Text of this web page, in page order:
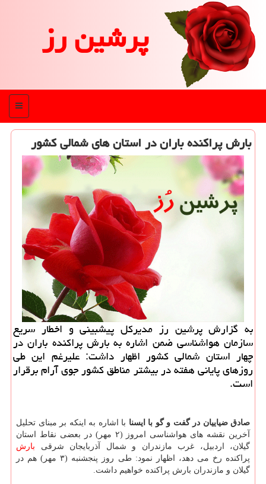
پرشین رز
منو
بارش پراكنده باران در استان های شمالی كشور
به گزارش پرشین رز مدیركل پیشبینی و اخطار سریع
سازمان هواشناسی ضمن اشاره به بارش پراكنده باران در
چهار استان شمالی كشور اظهار داشت: علیرغم این طی
روزهای پایانی هفته در بیشتر مناطق كشور جوی آرام برقرار
است.
صادق ضیاییان در گفت و گو با ایسنا با اشاره به اینکه بر مبنای تحلیل
آخرین نقشه های هواشناسی امروز (۲ مهر) در بعضی نقاط استان
گیلان، اردبیل، غرب مازندران و شمال آذربایجان شرقی بارش
پراکنده رخ می دهد، اظهار نمود: طی روز پنجشنبه (۳ مهر) هم در
گیلان و مازندران بارش پراکنده خواهیم داشت.